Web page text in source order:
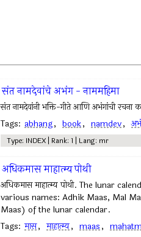
संत नामदेवांचे अभंग - नाममहिमा
संत नामदेवांनी भक्ति-गीते आणि अभंगांची
Tags: abhang, book, namdev,
Type: INDEX | Rank: 1 | Lang: mr
अधिकमास माहात्म्य पोथी
अधिकमास माहात्म्य पोथी. The lunar
various names: Adhik Maas, Mal
Maas) of the lunar calendar.
Tags: मास, माहात्म्य, maas,